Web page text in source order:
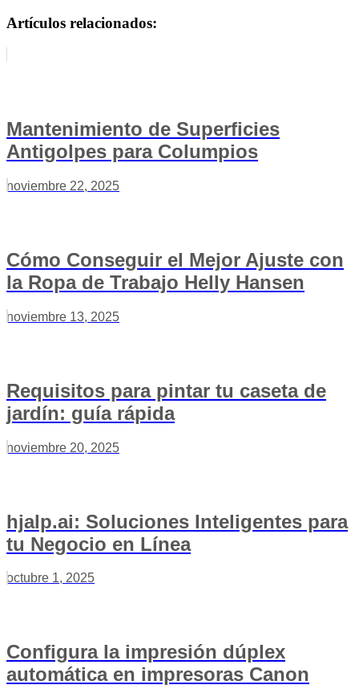
Artículos relacionados:
Mantenimiento de Superficies
Antigolpes para Columpios
noviembre 22, 2025
Cómo Conseguir el Mejor Ajuste con
la Ropa de Trabajo Helly Hansen
noviembre 13, 2025
Requisitos para pintar tu caseta de
jardín: guía rápida
noviembre 20, 2025
hjalp.ai: Soluciones Inteligentes para
tu Negocio en Línea
octubre 1, 2025
Configura la impresión dúplex
automática en impresoras Canon